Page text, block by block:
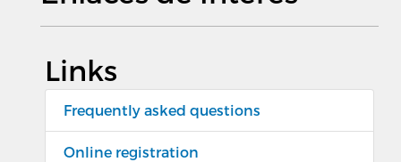
Links
Frequently asked questions
Online registration